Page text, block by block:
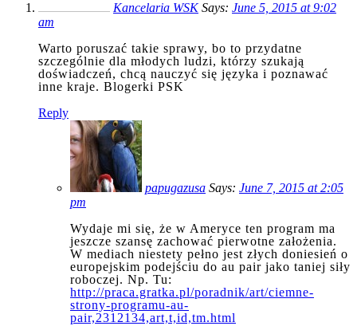
Kancelaria WSKSays: June 5, 2015 at 9:02
am
Warto poruszać takie sprawy, bo to przydatne
szczególnie dla młodych ludzi, którzy szukają
doświadczeń, chcą nauczyć się języka i poznawać
inne kraje. Blogerki PSK
Reply
papugazusa Says: June 7, 2015 at 2:05
pm
Wydaje mi się, że w Ameryce ten program ma
jeszcze szansę zachować pierwotne założenia.
W mediach niestety pełno jest złych doniesień o
europejskim podejściu do au pair jako taniej siły
roboczej. Np. Tu:
http://praca.gratka.pl/poradnik/art/ciemne-
strony-programu-au-
pair,2312134,art,t,id,tm.html